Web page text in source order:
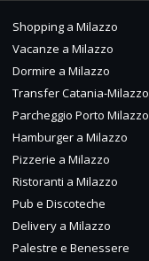
Shopping a Milazzo
Vacanze a Milazzo
Dormire a Milazzo
Transfer Catania-Milazzo
Parcheggio Porto Milazzo
Hamburger a Milazzo
Pizzerie a Milazzo
Ristoranti a Milazzo
Pub e Discoteche
Delivery a Milazzo
Palestre e Benessere